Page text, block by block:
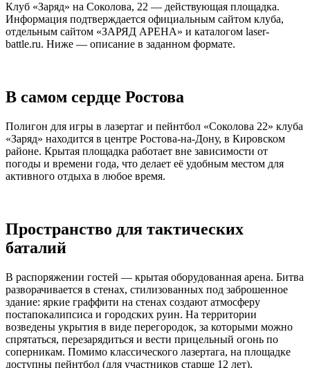
Клуб «Заряд» на Соколова, 22 — действующая площадка.
Информация подтверждается официальным сайтом клуба,
отдельным сайтом «ЗАРЯД АРЕНА» и каталогом laser-
battle.ru. Ниже — описание в заданном формате.
В самом сердце Ростова
Полигон для игры в лазертаг и пейнтбол «Соколова 22» клуба
«Заряд» находится в центре Ростова-на-Дону, в Кировском
районе. Крытая площадка работает вне зависимости от
погоды и времени года, что делает её удобным местом для
активного отдыха в любое время.
Пространство для тактических
баталий
В распоряжении гостей — крытая оборудованная арена. Битва
разворачивается в стенах, стилизованных под заброшенное
здание: яркие граффити на стенах создают атмосферу
постапокалипсиса и городских руин. На территории
возведены укрытия в виде перегородок, за которыми можно
спрятаться, перезарядиться и вести прицельный огонь по
соперникам. Помимо классического лазертага, на площадке
доступны пейнтбол (для участников старше 12 лет),